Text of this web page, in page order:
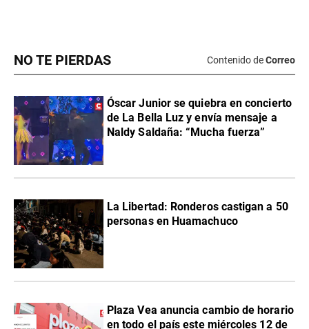
NO TE PIERDAS Contenido deCorreo
Óscar Junior se quiebra en concierto
de La Bella Luz y envía mensaje a
Naldy Saldaña: “Mucha fuerza”
La Libertad: Ronderos castigan a 50
personas en Huamachuco
Plaza Vea anuncia cambio de horario
en todo el país este miércoles 12 de